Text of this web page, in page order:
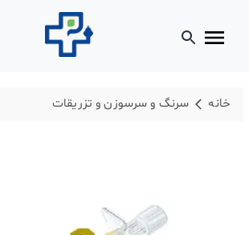
خانه سرنگ و سرسوزن و تزریقات